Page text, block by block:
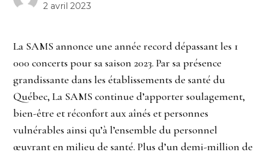
2 avril 2023
La SAMS annonce une année record dépassant les 1
000 concerts pour sa saison 2023. Par sa présence
grandissante dans les établissements de santé du
Québec, La SAMS continue d’apporter soulagement,
bien-être et réconfort aux aînés et personnes
vulnérables ainsi qu’à l’ensemble du personnel
œuvrant en milieu de santé. Plus d’un demi-million de